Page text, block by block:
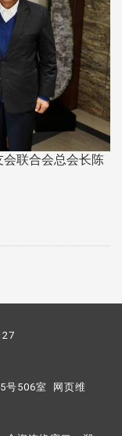
联合会总会长陈
号506室 网页维